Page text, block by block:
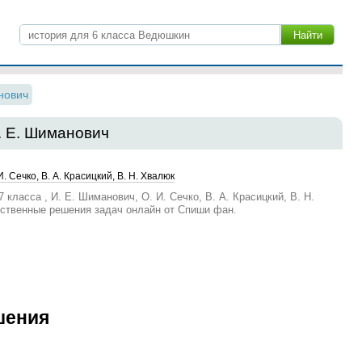
Е. Шиманович
В. А. Красицкий, В. Н. Хвалюк
класса , И. Е. Шиманович, О. И. Сечко, В. А. Красицкий, В. Н.
решения задач онлайн от Спиши фан.